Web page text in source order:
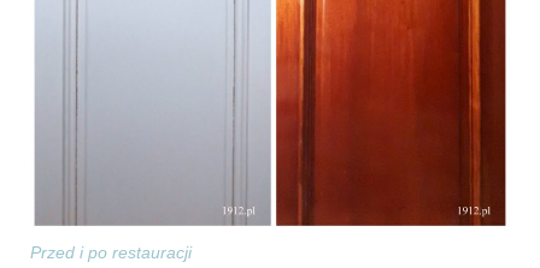
Przed i po restauracji